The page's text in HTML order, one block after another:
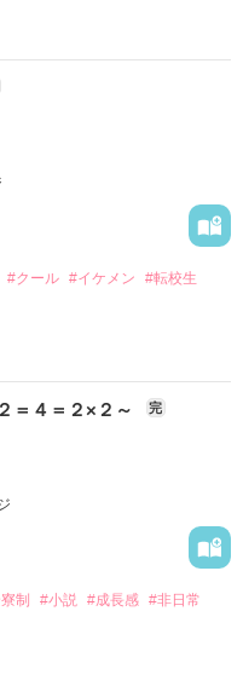
突破/読者数30突破
突破/PV数90000突破/読者
た。
、あの子と出会うまで
#クール #イケメン
#転校生
、ついにアンドロイドを
に送り込まれた。
にして私の父親
＝４＝２×２～ 完
制 #小説 #成長感 #非日常